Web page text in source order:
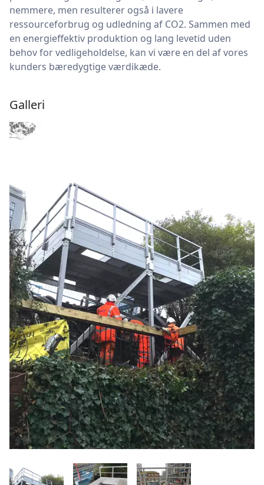
nemmere, men resulterer også i lavere
ressourceforbrug og udledning af CO2. Sammen med
en energieffektiv produktion og lang levetid uden
behov for vedligeholdelse, kan vi være en del af vores
kunders bæredygtige værdikæde.
Galleri